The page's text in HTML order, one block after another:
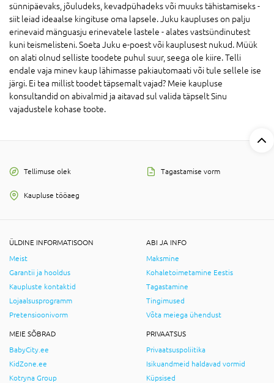
sünnipäevaks, jõuludeks, kevadpühadeks või muuks tähistamiseks -
siit leiad ideaalse kingituse oma lapsele. Juku kaupluses on palju
erinevaid mänguasju erinevatele lastele - alates vastsündinutest
kuni teismelisteni. Soeta Juku e-poest või kauplusest nukud. Müük
on alati olnud selliste toodete puhul suur, seega ole kiire. Telli
endale vaja minev kaup lähimasse pakiautomaati või tule sellele ise
järgi. Ei tea millist toodet täpsemalt vajad? Meie kaupluse
konsultandid on abivalmid ja aitavad sul valida täpselt Sinu
vajadustele kohase toote.
Tellimuse olek Tagastamise vorm
Kaupluse tööaeg
ÜLDINE INFORMATISOON
Meist
Garantii ja hooldus
Kaupluste kontaktid
Lojaalsusprogramm
Pretensioonivorm
ABI JA INFO
Maksmine
Kohaletoimetamine Eestis
Tagastamine
Tingimused
Võta meiega ühendust
MEIE SÕBRAD
BabyCity.ee
KidZone.ee
Kotryna Group
PRIVAATSUS
Privaatsuspoliitika
Isikuandmeid haldavad vormid
Küpsised